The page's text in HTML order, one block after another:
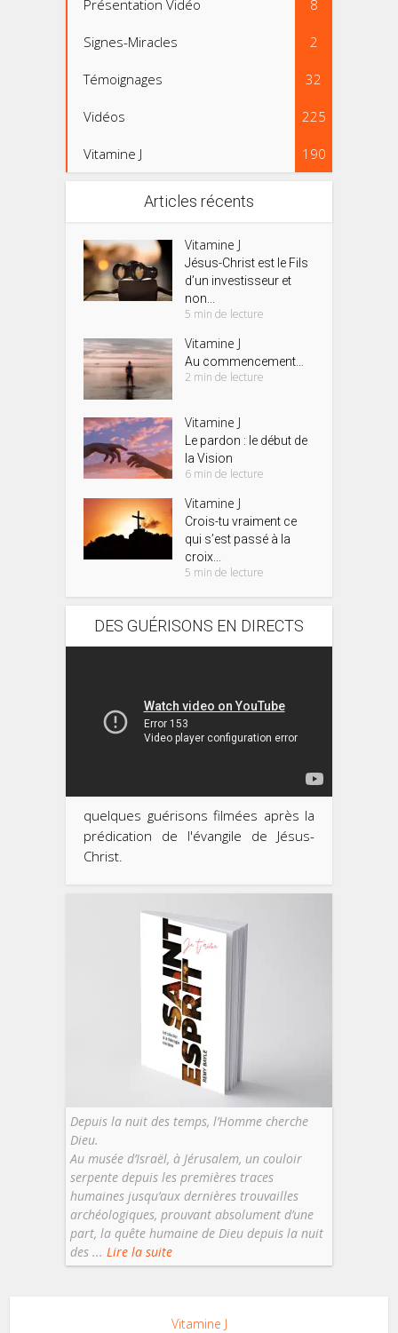
Présentation Vidéo 8
Signes-Miracles 2
Témoignages 32
Vidéos 225
Vitamine J 190
Articles récents
Vitamine J
Jésus-Christ est le Fils
d’un investisseur et
non...
5 min de lecture
Vitamine J
Au commencement…
2 min de lecture
Vitamine J
Le pardon : le début de
la Vision
6 min de lecture
Vitamine J
Crois-tu vraiment ce
qui s’est passé à la
croix...
5 min de lecture
DES GUÉRISONS EN DIRECTS
quelques guérisons filmées après la
prédication de l'évangile de Jésus-
Christ.
Depuis la nuit des temps, l’Homme cherche
Dieu.
Au musée d’Israël, à Jérusalem, un couloir
serpente depuis les premières traces
humaines jusqu’aux dernières trouvailles
archéologiques, prouvant absolument d’une
part, la quête humaine de Dieu depuis la nuit
des ... Lire la suite
Vitamine J